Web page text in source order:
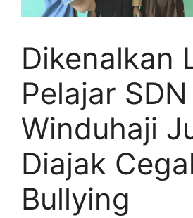
Dikenalkan
Pelajar
Winduhaji
Diajak
Bullying